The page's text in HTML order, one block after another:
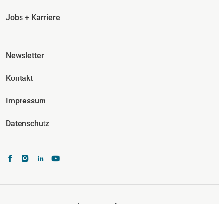
Jobs + Karriere
Fusszeile Spalte 3
Newsletter
Kontakt
Impressum
Datenschutz